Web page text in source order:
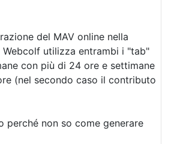
del MAV online nella
utilizza entrambi i "tab"
con più di 24 ore e settimane
(nel secondo caso il contributo
perché non so come generare